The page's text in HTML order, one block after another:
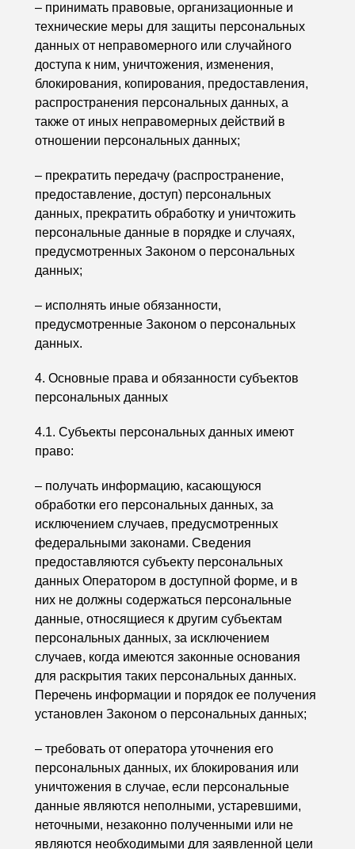
– принимать правовые, организационные и
технические меры для защиты персональных
данных от неправомерного или случайного
доступа к ним, уничтожения, изменения,
блокирования, копирования, предоставления,
распространения персональных данных, а
также от иных неправомерных действий в
отношении персональных данных;
– прекратить передачу (распространение,
предоставление, доступ) персональных
данных, прекратить обработку и уничтожить
персональные данные в порядке и случаях,
предусмотренных Законом о персональных
данных;
– исполнять иные обязанности,
предусмотренные Законом о персональных
данных.
4. Основные права и обязанности субъектов
персональных данных
4.1. Субъекты персональных данных имеют
право:
– получать информацию, касающуюся
обработки его персональных данных, за
исключением случаев, предусмотренных
федеральными законами. Сведения
предоставляются субъекту персональных
данных Оператором в доступной форме, и в
них не должны содержаться персональные
данные, относящиеся к другим субъектам
персональных данных, за исключением
случаев, когда имеются законные основания
для раскрытия таких персональных данных.
Перечень информации и порядок ее получения
установлен Законом о персональных данных;
– требовать от оператора уточнения его
персональных данных, их блокирования или
уничтожения в случае, если персональные
данные являются неполными, устаревшими,
неточными, незаконно полученными или не
являются необходимыми для заявленной цели